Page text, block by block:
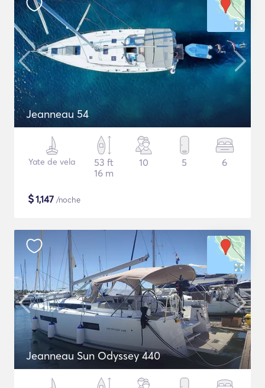
Jeanneau 54
Yate de vela
53 ft
16 m
10 5 6
$1,147 /noche
Jeanneau Sun Odyssey 440